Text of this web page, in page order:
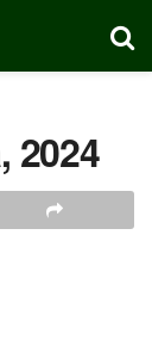
2024